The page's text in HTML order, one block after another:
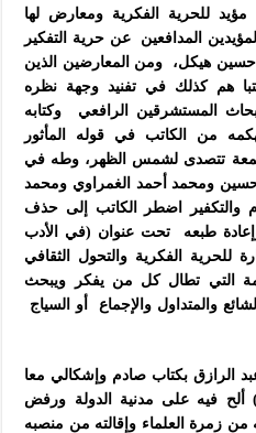
للحرية الفكرية ومعارض لها
المدافعين عن حرية التفكير
حسين هيكل، ومن المعارضين الذين
هم كذلك في تفنيد وجهة نظره
المستشرقين الرافعي وكتابه
من الكاتب في قوله المأثور
تتصدى لشمس الظهر، وطه في
ومحمد أحمد الغمراوي ومحمد
اضطر الكاتب إلى حذف
طبعه تحت عنوان (في الأدب
للحرية الفكرية والتحول الثقافي
التي تطال كل من يفكر ويبحث
والمتداول والإجماع أو السياج
علي عبد الرازق بكتاب صادم وإشكالي معا
ألح فيه على مدنية الدولة ورفض
زمرة العلماء وإقالته من منصبه